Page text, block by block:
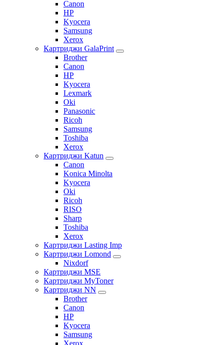
Canon
HP
Kyocera
Samsung
Xerox
Картриджи GalaPrint
Brother
Canon
HP
Kyocera
Lexmark
Oki
Panasonic
Ricoh
Samsung
Toshiba
Xerox
Картриджи Katun
Canon
Konica Minolta
Kyocera
Oki
Ricoh
RISO
Sharp
Toshiba
Xerox
Картриджи Lasting Imp
Картриджи Lomond
Nixdorf
Картриджи MSE
Картриджи MyToner
Картриджи NN
Brother
Canon
HP
Kyocera
Samsung
Xerox